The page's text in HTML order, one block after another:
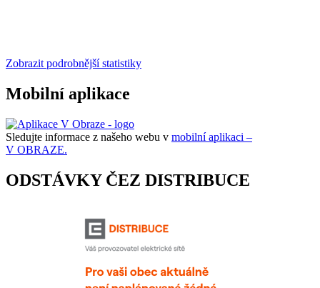
Zobrazit podrobnější statistiky
Mobilní aplikace
Sledujte informace z našeho webu v mobilní aplikaci –
V OBRAZE.
ODSTÁVKY ČEZ DISTRIBUCE